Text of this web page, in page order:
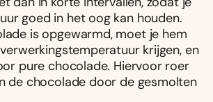
goed in het oog kan houden.
is opgewarmd, moet je hem
krijgen, en
pure chocolade. Hiervoor roer
de chocolade door de gesmolten